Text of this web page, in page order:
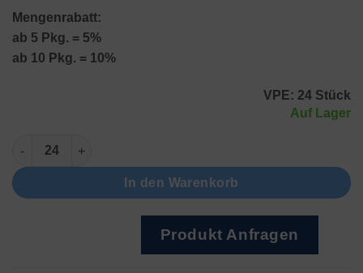
Mengenrabatt:
ab 5 Pkg. = 5%
ab 10 Pkg. = 10%
VPE: 24 Stück
Auf Lager
Armband Menge
In den Warenkorb
Produkt Anfragen